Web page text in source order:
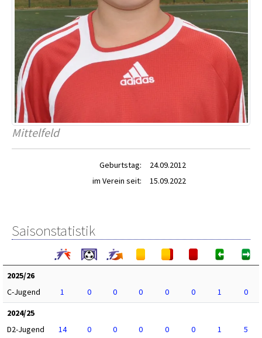
Mittelfeld
Geburtstag:
24.09.2012
im Verein seit:
15.09.2022
Saisonstatistik
2025/26
C-Jugend
1 0 0 0 0 0 1
0
2024/25
D2-Jugend
14 0 0 0 0 0 1
5